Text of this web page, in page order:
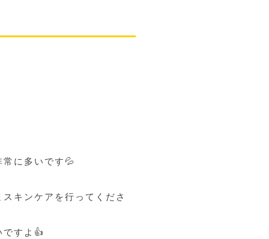
に多いです💦
キンケアを行ってくださ
すよ👍